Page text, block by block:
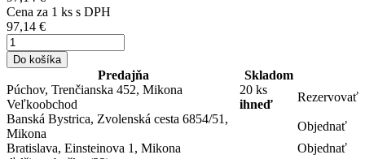
Cena za 1 ks s DPH
97,14 €
Do košíka
Predajňa
Skladom
Púchov, Trenčianska 452, Mikona
Veľkoobchod
20 ks
ihneď
Rezervovať
Banská Bystrica, Zvolenská cesta 6854/51,
Mikona
Objednať
Bratislava, Einsteinova 1, Mikona
Objednať